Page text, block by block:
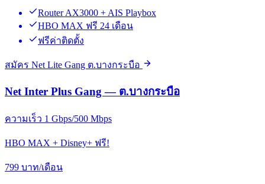
Router AX3000 + AIS Playbox
HBO MAX ฟรี 24 เดือน
ฟรีค่าติดตั้ง
สมัคร Net Lite Gang ต.บางกระบือ
Net Inter Plus Gang — ต.บางกระบือ
ความเร็ว 1 Gbps/500 Mbps
HBO MAX + Disney+ ฟรี!
799 บาท/เดือน